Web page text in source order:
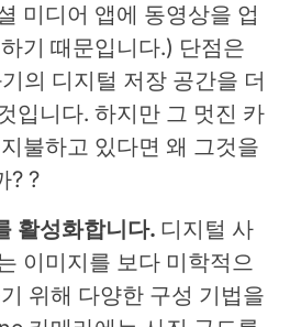
미디어 앱에 동영상을 업
기 때문입니다.) 단점은
의 디지털 저장 공간을 더
입니다. 하지만 그 멋진 카
불하고 있다면 왜 그것을
? ?
활성화합니다. 디지털 사
이미지를 보다 미학적으
위해 다양한 구성 기법을